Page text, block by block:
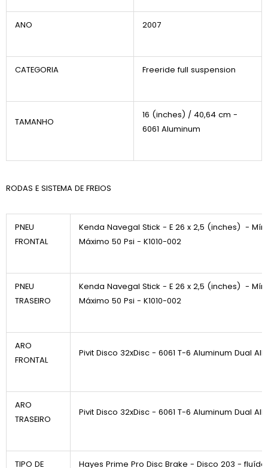
ANO 2007
CATEGORIA Freeride full suspension
TAMANHO
16 (inches) / 40,64 cm -
6061 Aluminum
RODAS E SISTEMA DE FREIOS
PNEU
FRONTAL
Kenda Navegal Stick - E 26 x 2,5 (inches) -
Máximo 50 Psi - K1010-002
PNEU
TRASEIRO
Kenda Navegal Stick - E 26 x 2,5 (inches) -
Máximo 50 Psi - K1010-002
ARO
FRONTAL
Pivit Disco 32xDisc - 6061 T-6 Aluminum Dual All
ARO
TRASEIRO
Pivit Disco 32xDisc - 6061 T-6 Aluminum Dual All
TIPO DE Hayes Prime Pro Disc Brake - Disco 203 - fluído